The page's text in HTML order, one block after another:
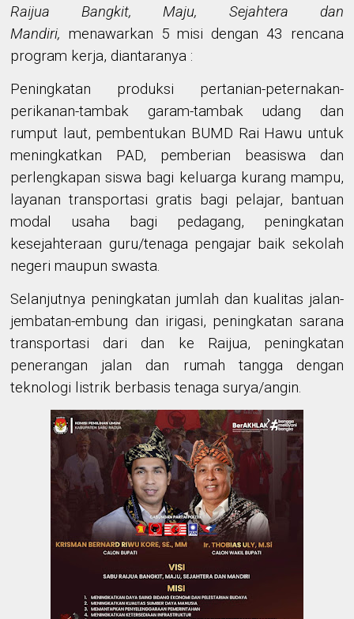
Raijua Bangkit, Maju, Sejahtera dan
Mandiri, menawarkan 5 misi dengan 43 rencana
program kerja, diantaranya :
Peningkatan produksi pertanian-peternakan-
perikanan-tambak garam-tambak udang dan
rumput laut, pembentukan BUMD Rai Hawu untuk
meningkatkan PAD, pemberian beasiswa dan
perlengkapan siswa bagi keluarga kurang mampu,
layanan transportasi gratis bagi pelajar, bantuan
modal usaha bagi pedagang, peningkatan
kesejahteraan guru/tenaga pengajar baik sekolah
negeri maupun swasta.
Selanjutnya peningkatan jumlah dan kualitas jalan-
jembatan-embung dan irigasi, peningkatan sarana
transportasi dari dan ke Raijua, peningkatan
penerangan jalan dan rumah tangga dengan
teknologi listrik berbasis tenaga surya/angin.